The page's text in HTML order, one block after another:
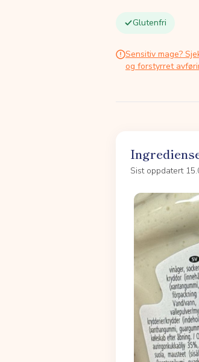
Glutenfri
Sensitiv mage?
og forstyrret
Sist oppdatert